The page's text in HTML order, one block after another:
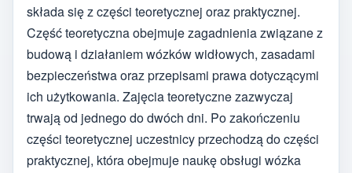
składa się z części teoretycznej oraz praktycznej.
Część teoretyczna obejmuje zagadnienia związane z
budową i działaniem wózków widłowych, zasadami
bezpieczeństwa oraz przepisami prawa dotyczącymi
ich użytkowania. Zajęcia teoretyczne zazwyczaj
trwają od jednego do dwóch dni. Po zakończeniu
części teoretycznej uczestnicy przechodzą do części
praktycznej, która obejmuje naukę obsługi wózka